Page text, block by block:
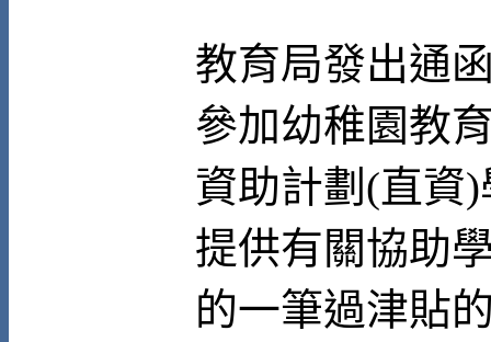
教育局發出通
參加幼稚園教
資助計劃 (直資)
提供有關協助
的一筆過津貼